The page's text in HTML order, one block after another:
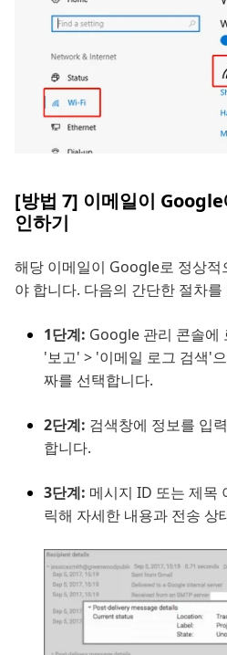
[방법 7] 이메일이
인하기
해당 이메일이 Google로 정상적
야 합니다. 다음의 간단한 절차
1단계: Google 관리 콘솔에
'보고' > '이메일 로그 검색'
짜를 선택합니다.
2단계: 검색창에 정보를 입
합니다.
3단계: 메시지 ID 또는 제목
릭해 자세한 내용과 전송 상